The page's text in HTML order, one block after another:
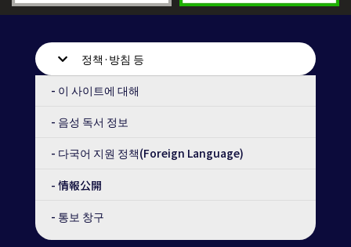
정책·방침 등
- 이 사이트에 대해
- 음성 독서 정보
- 다국어 지원 정책(Foreign Language)
- 情報公開
- 통보 창구